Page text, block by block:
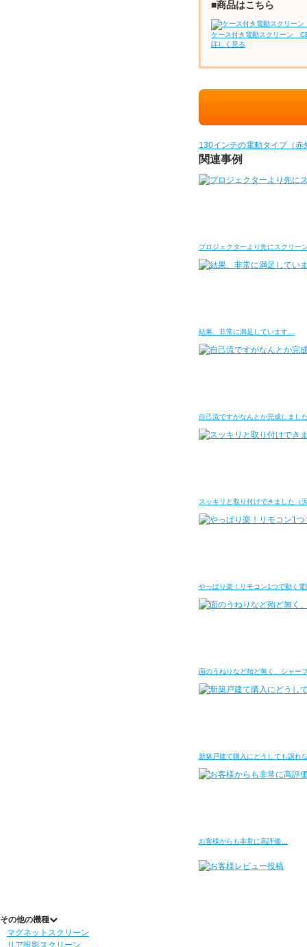
■商品はこちら
ケース付き電動スクリーン
詳しく見る
130インチの電動タイプ（
関連事例
プロジェクターより先にスクリー
結果、非常に満足しています…
自己流ですがなんとか完成しまし
スッキリと取り付けできました（
やっぱり楽！リモコン1つで動く
面のうねりなど殆ど無く、シャー
新築戸建て購入にどうしても譲れ
お客様からも非常に高評価…
その他の機種
マグネットスクリーン
リア投影スクリーン